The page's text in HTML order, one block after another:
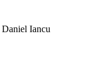
Iancu